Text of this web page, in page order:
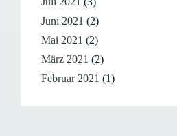
Juni 2021 (2)
Mai 2021 (2)
März 2021 (2)
Februar 2021 (1)